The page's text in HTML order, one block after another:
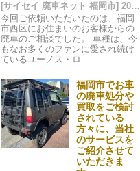
[サイセイ 廃車ネット 福岡市] 2025/01/10 03:59
今回ご依頼いただいたのは、福岡
市西区にお住まいのお客様からの
廃車のご相談でした。 車種は、今
もなお多くのファンに愛され続け
ているユーノス・ロ…
福岡市でお車
の廃車処分や
買取をご検討
されている
方々に、当社
のサービスを
ご紹介させて
いただきま